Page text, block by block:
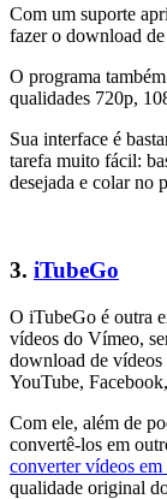
Com um suporte
fazer o download de
O programa
qualidades 720p,
Sua interface é
tarefa muito fácil:
desejada e colar no
3. iTubeGo
O iTubeGo é outra
vídeos do Vímeo,
download de vídeos
YouTube,
Com ele, além de
convertê-los em
converter vídeos em
qualidade original